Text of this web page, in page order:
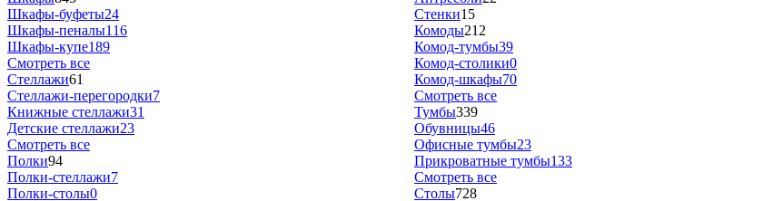
Шкафы-буфеты24
Шкафы-пеналы116
Шкафы-купе189
Смотреть все
Стеллажи61
Стеллажи-перегородки7
Книжные стеллажи31
Детские стеллажи23
Смотреть все
Полки94
Полки-стеллажи7
Полки-столы0
Стенки15
Комоды212
Комод-тумбы39
Комод-столики0
Комод-шкафы70
Смотреть все
Тумбы339
Обувницы46
Офисные тумбы23
Прикроватные тумбы133
Смотреть все
Столы728